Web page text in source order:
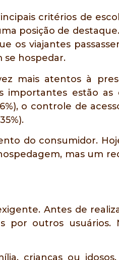
critérios de
posição de
os viajantes
se hospedar.
mais atentos à
estão as
o controle de
do consumidor.
mas um
Antes de
por outros usuários.
crianças ou